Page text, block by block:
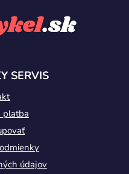
SERVIS
platba
údajov